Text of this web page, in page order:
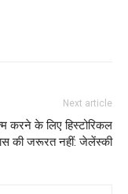
Next article
करने के लिए हिस्टोरिकल
की जरूरत नहीं: जेलेंस्की